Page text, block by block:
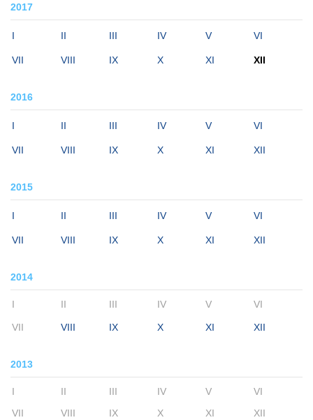
2017
I II III IV V VI
VII VIII IX X XI XII
2016
I II III IV V VI
VII VIII IX X XI XII
2015
I II III IV V VI
VII VIII IX X XI XII
2014
I II III IV V VI
VII VIII IX X XI XII
2013
I II III IV V
VI
VII
VIII IX X XI XII